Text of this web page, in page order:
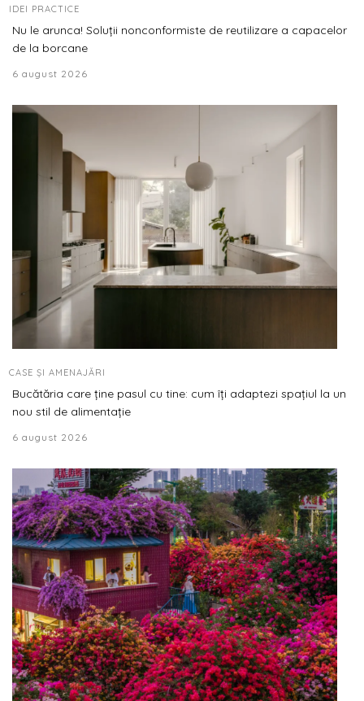
IDEI PRACTICE
Nu le arunca! Soluții nonconformiste de reutilizare a capacelor
de la borcane
6 august 2026
CASE ȘI AMENAJĂRI
Bucătăria care ține pasul cu tine: cum îți adaptezi spațiul la un
nou stil de alimentație
6 august 2026